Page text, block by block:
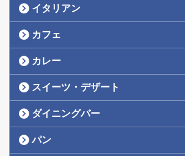
イタリアン
カフェ
カレー
スイーツ・デザート
ダイニングバー
パン